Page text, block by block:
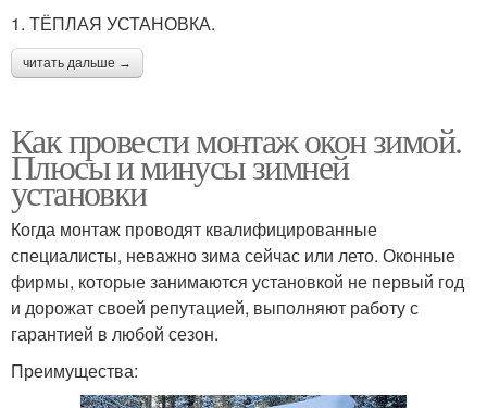
1. ТЁПЛАЯ УСТАНОВКА.
читать дальше →
Как провести монтаж окон зимой.
Плюсы и минусы зимней
установки
Когда монтаж проводят квалифицированные
специалисты, неважно зима сейчас или лето. Оконные
фирмы, которые занимаются установкой не первый год
и дорожат своей репутацией, выполняют работу с
гарантией в любой сезон.
Преимущества: